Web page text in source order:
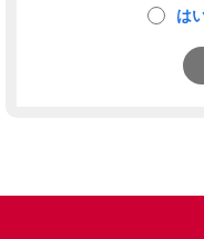
は